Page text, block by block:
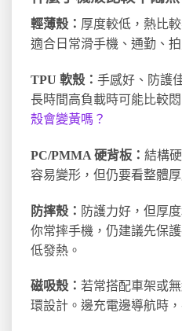
輕薄殼： 厚度較低，熱比
適合日常滑手機、通勤、拍
TPU 軟殼： 手感好、防護
長時間高負載時可能比較悶
殼會變黃嗎？
PC/PMMA 硬背板： 結構
容易變形，但仍要看整體
防摔殼： 防護力好，但厚
你常摔手機，仍建議先保
低發熱。
磁吸殼： 若常搭配車架或
環設計。邊充電邊導航時